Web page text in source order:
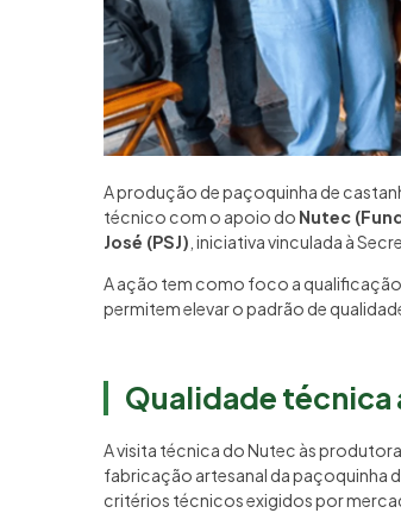
A produção de paçoquinha de
técnico com o apoio do Nutec
José (PSJ) , iniciativa vinculada à
A ação tem como foco a
permitem elevar o padrão de
Qualidade técnica
A visita técnica do Nutec às
fabricação artesanal da paçoquinha
critérios técnicos exigidos por